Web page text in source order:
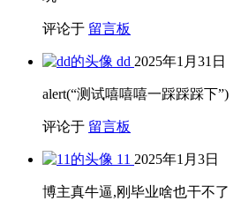
评论于 留言板
dd 2025年1月31日
alert(“测试嘻嘻嘻一踩踩踩下”)
评论于 留言板
11 2025年1月3日
博主真牛逼,刚毕业啥也干不了